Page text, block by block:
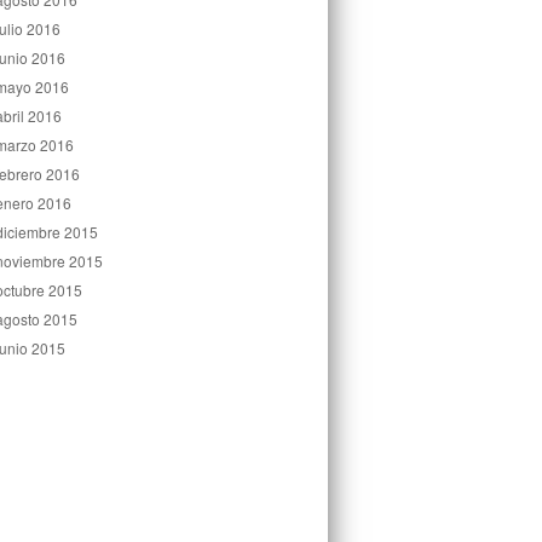
2016
2016
2016
2016
2016
2016
2016
2015
2015
2015
2015
2015